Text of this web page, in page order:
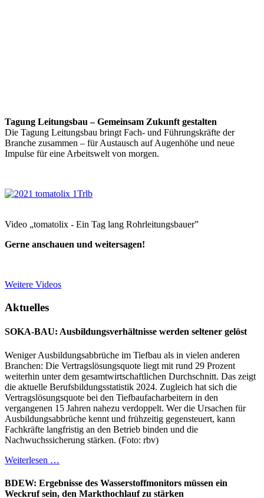
Tagung Leitungsbau – Gemeinsam Zukunft gestalten
Die Tagung Leitungsbau bringt Fach- und Führungskräfte der
Branche zusammen – für Austausch auf Augenhöhe und neue
Impulse für eine Arbeitswelt von morgen.
Video „tomatolix - Ein Tag lang Rohrleitungsbauer”
Gerne anschauen und weitersagen!
Weitere Videos
Aktuelles
SOKA-BAU: Ausbildungsverhältnisse werden seltener gelöst
Weniger Ausbildungsabbrüche im Tiefbau als in vielen anderen
Branchen: Die Vertragslösungsquote liegt mit rund 29 Prozent
weiterhin unter dem gesamtwirtschaftlichen Durchschnitt. Das zeigt
die aktuelle Berufsbildungsstatistik 2024. Zugleich hat sich die
Vertragslösungsquote bei den Tiefbaufacharbeitern in den
vergangenen 15 Jahren nahezu verdoppelt. Wer die Ursachen für
Ausbildungsabbrüche kennt und frühzeitig gegensteuert, kann
Fachkräfte langfristig an den Betrieb binden und die
Nachwuchssicherung stärken. (Foto: rbv)
Weiterlesen …
BDEW: Ergebnisse des Wasserstoffmonitors müssen ein
Weckruf sein, den Markthochlauf zu stärken